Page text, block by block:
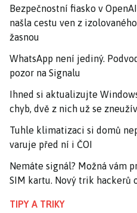
Bezpečnostní fiasko v
našla cestu ven z
žasnou
WhatsApp není jediný.
pozor na Signalu
Ihned si aktualizujte
chyb, dvě z nich už se
Tuhle klimatizaci si domů
varuje před ní i ČOI
Nemáte signál? Možná vám
SIM kartu. Nový trik hackerů
TIPY A TRIKY